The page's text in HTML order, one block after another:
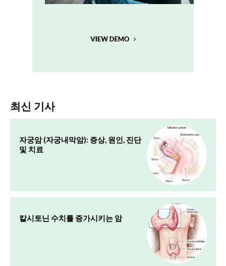
최신 기사
자궁암 (자궁내막암): 증상, 원인, 진단
및 치료
칼시토닌 수치를 증가시키는 암